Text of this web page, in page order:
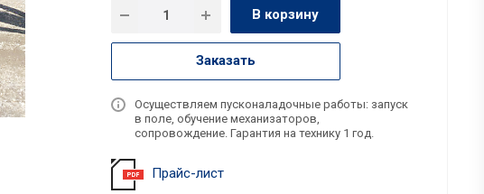
В корзину
Заказать
Осуществляем пусконаладочные работы: запуск
в поле, обучение механизаторов,
сопровождение. Гарантия на технику 1 год.
Прайс-лист